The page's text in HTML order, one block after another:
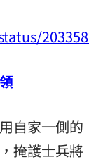
自家一側的
掩護士兵將